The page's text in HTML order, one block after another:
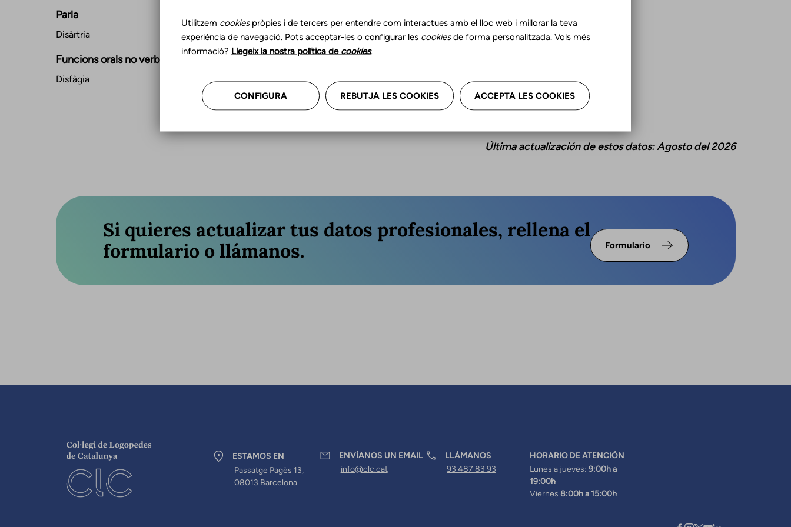
Parla
Disàrtria
Funcions orals no verbals
Disfàgia
Última actualización de estos datos: Agosto del 2026
Si quieres actualizar tus datos profesionales, rellena el
formulario o llámanos.
Formulario
ESTAMOS EN
Passatge Pagès 13,
08013 Barcelona
ENVÍANOS UN EMAIL
info@clc.cat
LLÁMANOS
93 487 83 93
HORARIO DE ATENCIÓN
Lunes a jueves: 9:00h a
19:00h
Viernes 8:00h a 15:00h
Utilitzem cookiespròpies i de tercers per entendre com interactues amb el lloc web i millorar la teva
experiència de navegació. Pots acceptar-les o configurar les cookiesde forma personalitzada. Vols més
informació? Llegeix la nostra política de cookies.
CONFIGURA REBUTJA LES COOKIES ACCEPTA LES COOKIES